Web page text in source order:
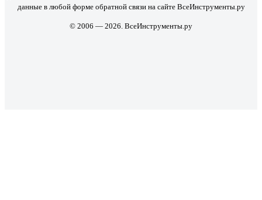
данные в любой форме обратной связи на сайте ВсеИнструменты.ру
© 2006 — 2026. ВсеИнструменты.ру